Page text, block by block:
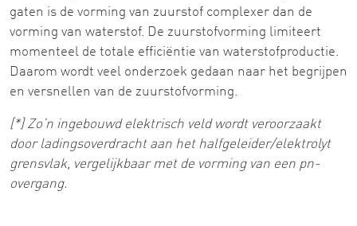
gaten is de vorming van zuurstof complexer dan de
vorming van waterstof. De zuurstofvorming limiteert
momenteel de totale efficiëntie van waterstofproductie.
Daarom wordt veel onderzoek gedaan naar het begrijpen
en versnellen van de zuurstofvorming.
[*] Zo’n ingebouwd elektrisch veld wordt veroorzaakt
door ladingsoverdracht aan het halfgeleider/elektrolyt
grensvlak, vergelijkbaar met de vorming van een pn-
overgang.